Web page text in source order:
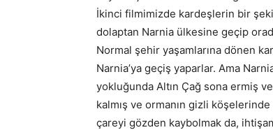
İkinci filmimizde kardeşlerin bir
dolaptan Narnia ülkesine geçip
Normal şehir yaşamlarına dönen
Narnia’ya geçiş yaparlar. Ama
yokluğunda Altın Çağ sona ermiş
kalmış ve ormanın gizli
çareyi gözden kaybolmak da,